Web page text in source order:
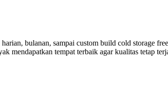
bulanan, sampai custom build cold storage
mendapatkan tempat terbaik agar kualitas tetap